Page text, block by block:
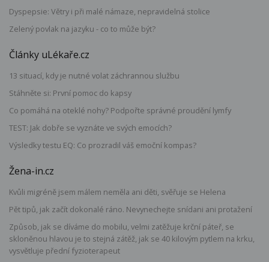
Dyspepsie: Větry i při malé námaze, nepravidelná stolice
Zelený povlak na jazyku - co to může být?
Články uLékaře.cz
13 situací, kdy je nutné volat záchrannou službu
Stáhněte si: První pomoc do kapsy
Co pomáhá na oteklé nohy? Podpořte správné proudění lymfy
TEST: Jak dobře se vyznáte ve svých emocích?
Výsledky testu EQ: Co prozradil váš emoční kompas?
Žena-in.cz
Kvůli migréně jsem málem neměla ani děti, svěřuje se Helena
Pět tipů, jak začít dokonalé ráno. Nevynechejte snídani ani protažení
Způsob, jak se díváme do mobilu, velmi zatěžuje krční páteř, se
skloněnou hlavou je to stejná zátěž, jak se 40 kilovým pytlem na krku,
vysvětluje přední fyzioterapeut